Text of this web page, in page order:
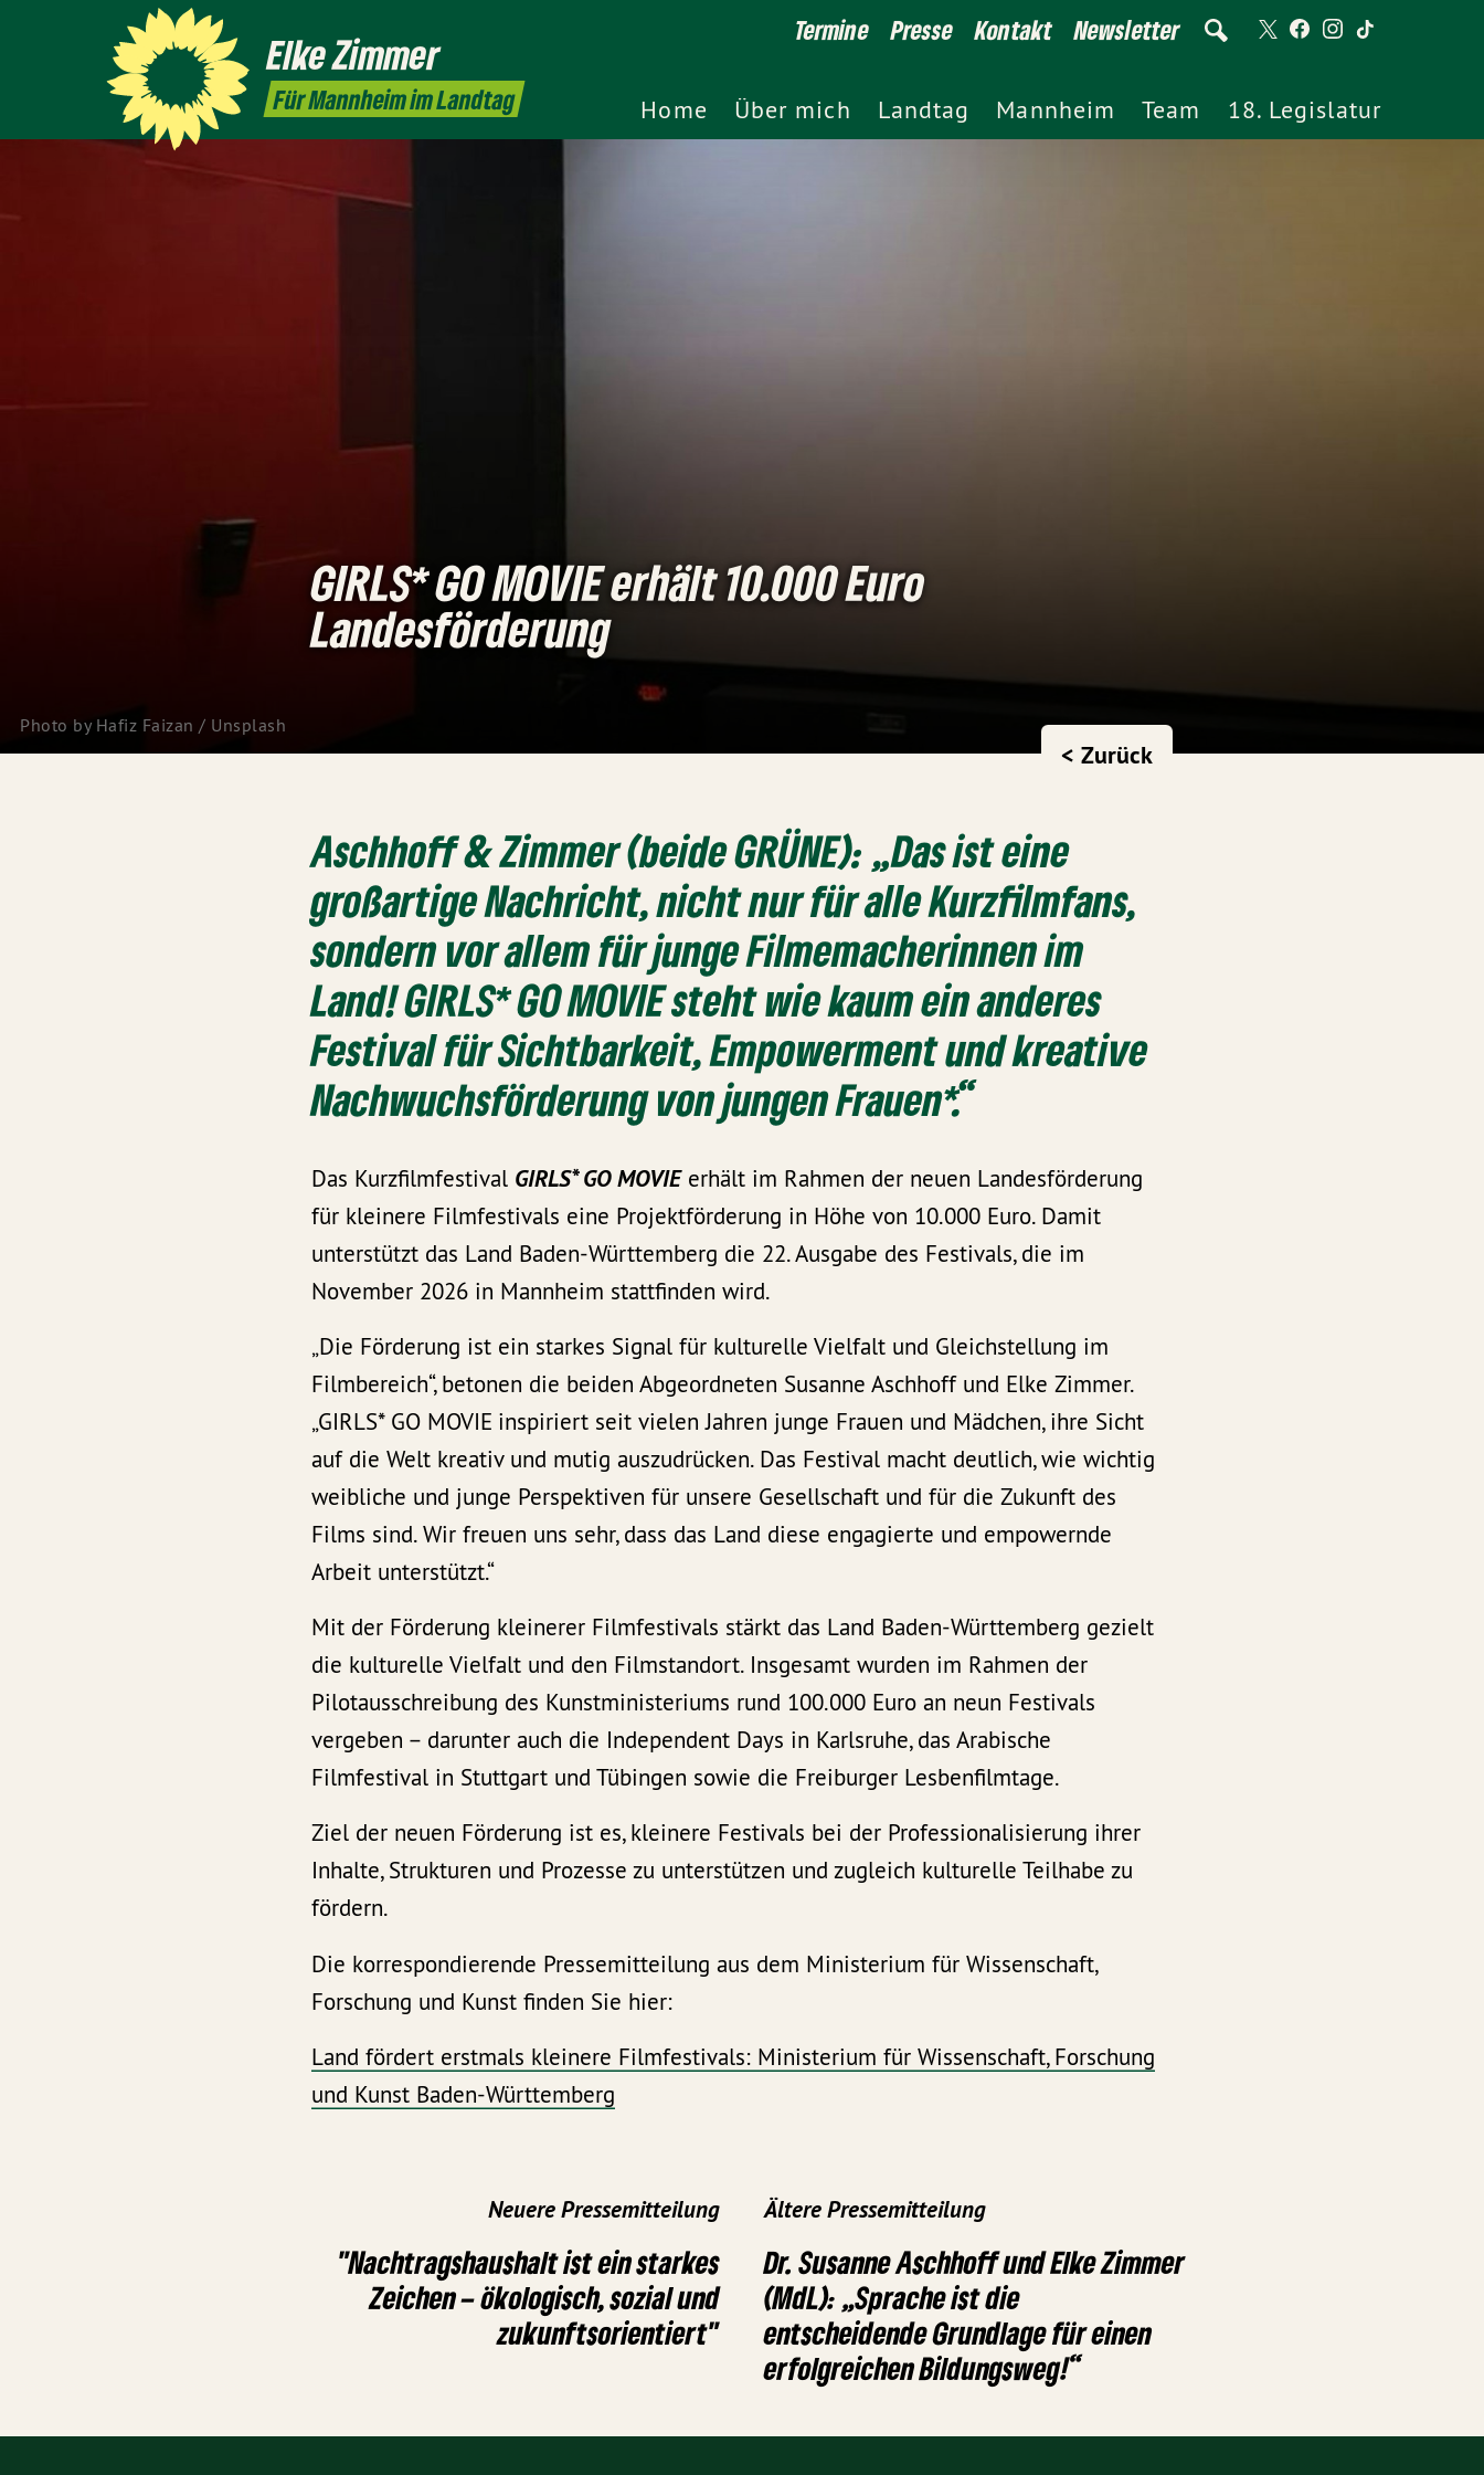
ElkeZimmer
Für Mannheim im Landtag
Termine Presse Kontakt Newsletter
Home Über mich Landtag Mannheim Team 18. Legislatur
Photo by Hafiz Faizan / Unsplash
GIRLS* GO MOVIE erhält 10.000 Euro
Landesförderung
< Zurück
Aschhoff & Zimmer (beide GRÜNE): „Das ist eine
großartige Nachricht, nicht nur für alle Kurzfilmfans,
sondern vor allem für junge Filmemacherinnen im
Land! GIRLS* GO MOVIE steht wie kaum ein anderes
Festival für Sichtbarkeit, Empowerment und kreative
Nachwuchsförderung von jungen Frauen*.“
Das Kurzfilmfestival GIRLS* GO MOVIEerhält im Rahmen der neuen Landesförderung
für kleinere Filmfestivals eine Projektförderung in Höhe von 10.000 Euro. Damit
unterstützt das Land Baden-Württemberg die 22. Ausgabe des Festivals, die im
November 2026 in Mannheim stattfinden wird.
„Die Förderung ist ein starkes Signal für kulturelle Vielfalt und Gleichstellung im
Filmbereich“, betonen die beiden Abgeordneten Susanne Aschhoff und Elke Zimmer.
„GIRLS* GO MOVIE inspiriert seit vielen Jahren junge Frauen und Mädchen, ihre Sicht
auf die Welt kreativ und mutig auszudrücken. Das Festival macht deutlich, wie wichtig
weibliche und junge Perspektiven für unsere Gesellschaft und für die Zukunft des
Films sind. Wir freuen uns sehr, dass das Land diese engagierte und empowernde
Arbeit unterstützt.“
Mit der Förderung kleinerer Filmfestivals stärkt das Land Baden-Württemberg gezielt
die kulturelle Vielfalt und den Filmstandort. Insgesamt wurden im Rahmen der
Pilotausschreibung des Kunstministeriums rund 100.000 Euro an neun Festivals
vergeben – darunter auch die Independent Days in Karlsruhe, das Arabische
Filmfestival in Stuttgart und Tübingen sowie die Freiburger Lesbenfilmtage.
Ziel der neuen Förderung ist es, kleinere Festivals bei der Professionalisierung ihrer
Inhalte, Strukturen und Prozesse zu unterstützen und zugleich kulturelle Teilhabe zu
fördern.
Die korrespondierende Pressemitteilung aus dem Ministerium für Wissenschaft,
Forschung und Kunst finden Sie hier:
Land fördert erstmals kleinere Filmfestivals: Ministerium für Wissenschaft, Forschung
und Kunst Baden-Württemberg
Neuere Pressemitteilung
"Nachtragshaushalt ist ein starkes
Zeichen – ökologisch, sozial und
zukunftsorientiert"
Ältere Pressemitteilung
Dr. Susanne Aschhoff und Elke Zimmer
(MdL): „Sprache ist die
entscheidende Grundlage für einen
erfolgreichen Bildungsweg!“